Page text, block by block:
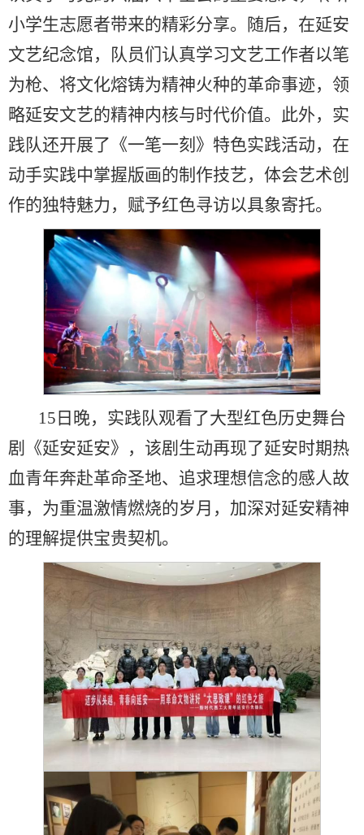
小学生志愿者带来的精彩分享。随后，在延安
文艺纪念馆，队员们认真学习文艺工作者以笔
为枪、将文化熔铸为精神火种的革命事迹，领
略延安文艺的精神内核与时代价值。此外，实
践队还开展了《一笔一刻》特色实践活动，在
动手实践中掌握版画的制作技艺，体会艺术创
作的独特魅力，赋予红色寻访以具象寄托。
15日晚，实践队观看了大型红色历史舞台
剧《延安延安》，该剧生动再现了延安时期热
血青年奔赴革命圣地、追求理想信念的感人故
事，为重温激情燃烧的岁月，加深对延安精神
的理解提供宝贵契机。